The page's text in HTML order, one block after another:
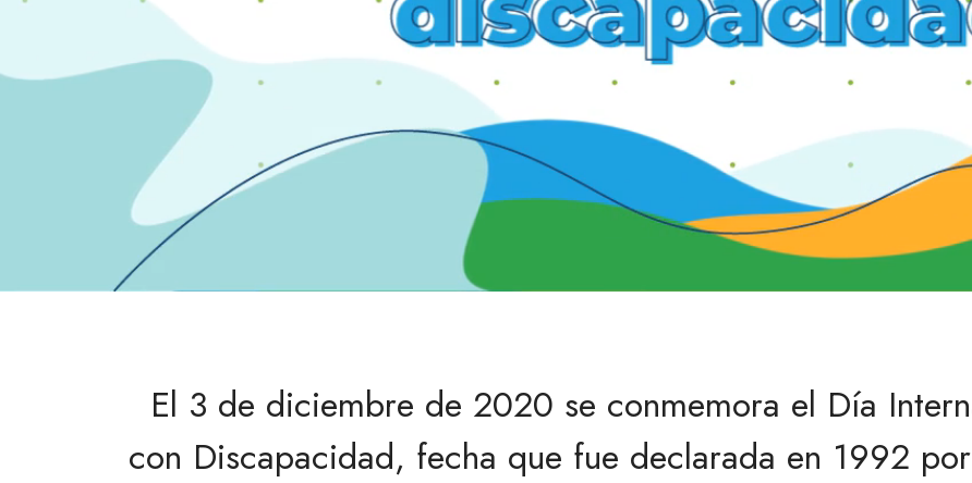
El 3 de diciembre de 2020 se conmemora el Día
con Discapacidad, fecha que fue declarada en 1992